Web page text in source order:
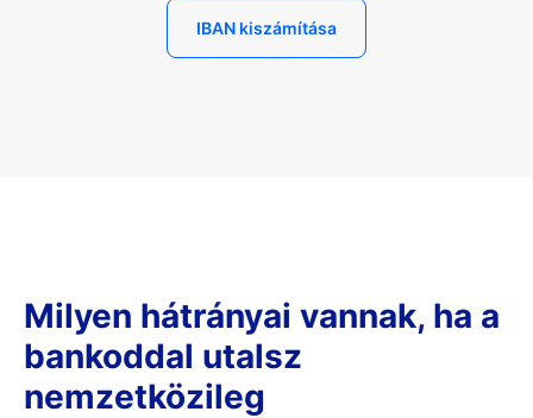
IBAN kiszámítása
Milyen hátrányai vannak, ha a
bankoddal utalsz
nemzetközileg